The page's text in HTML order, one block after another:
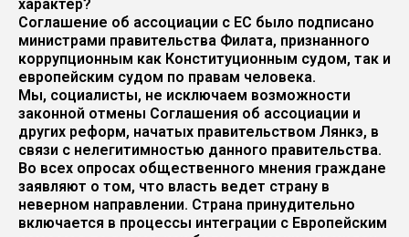
характер?
Соглашение об ассоциации с ЕС было подписано
министрами правительства Филата, признанного
коррупционным как Конституционным судом, так и
европейским судом по правам человека.
Мы, социалисты, не исключаем возможности
законной отмены Соглашения об ассоциации и
других реформ, начатых правительством Лянкэ, в
связи с нелегитимностью данного правительства.
Во всех опросах общественного мнения граждане
заявляют о том, что власть ведет страну в
неверном направлении. Страна принудительно
включается в процессы интеграции с Европейским